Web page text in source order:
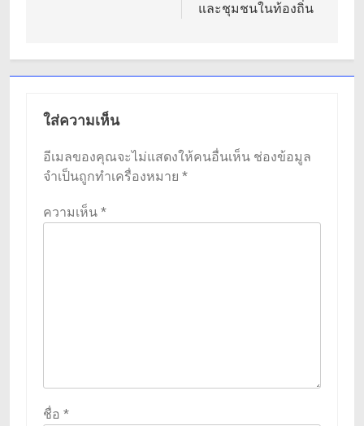
และชุมชนในท้องถิ่น
ใส่ความเห็น
อีเมลของคุณจะไม่แสดงให้คนอื่นเห็น ช่องข้อมูล
จำเป็นถูกทำเครื่องหมาย *
ความเห็น *
ชื่อ *